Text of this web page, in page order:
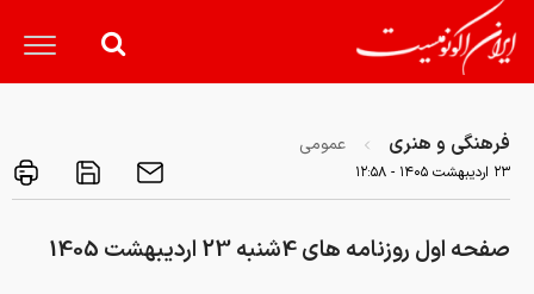
فرهنگی و هنری عمومی
۲۳ ارديبهشت ۱۴۰۵ - ۱۲:۵۸
صفحه اول روزنامه های 4شنبه 23 اردیبهشت 1405